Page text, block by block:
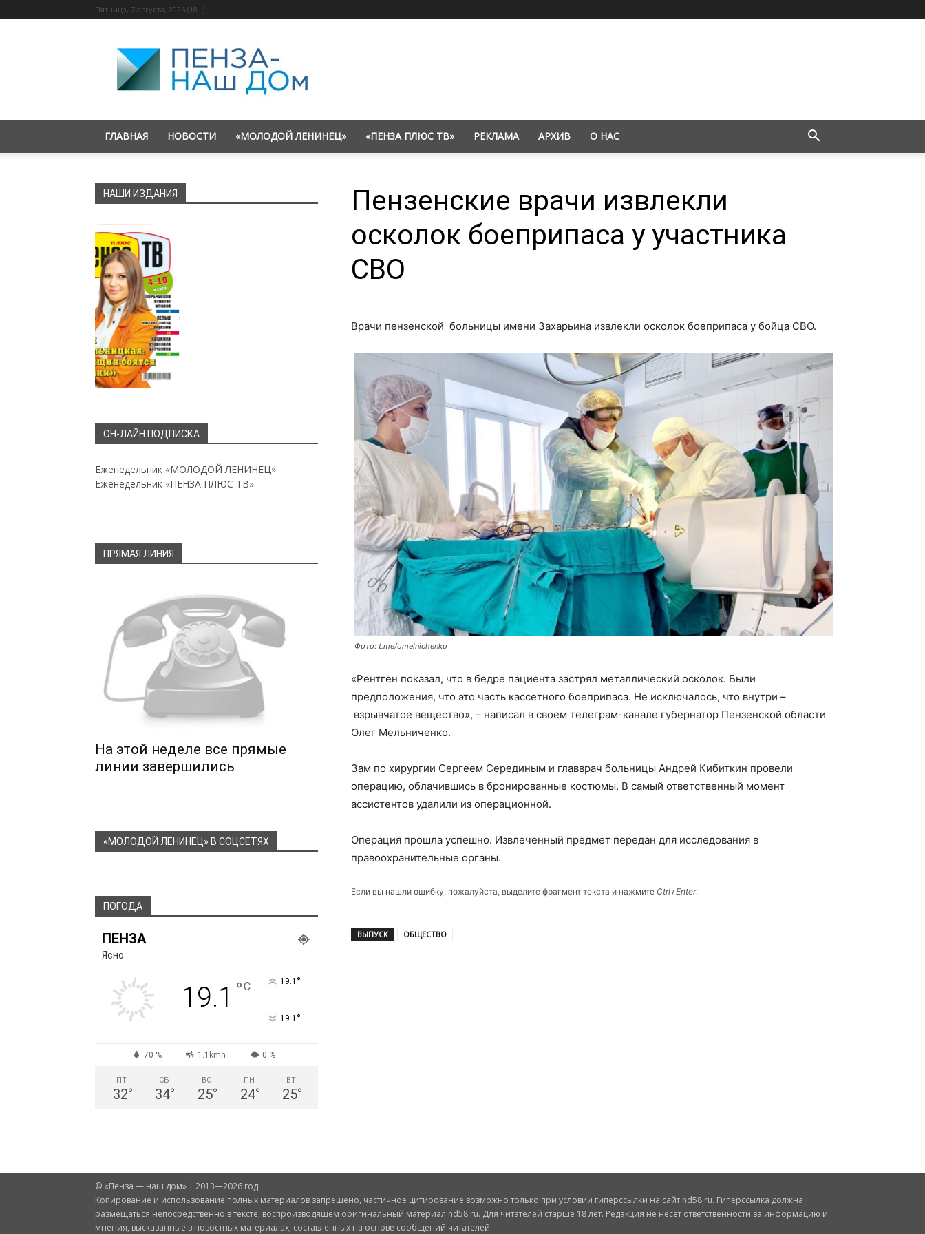
Пятница, 7 августа, 2026 (18+)
«Пенза
—
наш
дом»
ГЛАВНАЯ НОВОСТИ «МОЛОДОЙ ЛЕНИНЕЦ» «ПЕНЗА ПЛЮС ТВ» РЕКЛАМА АРХИВ О НАС
Пензенские врачи извлекли
осколок боеприпаса у участника
СВО
Врачи пензенской больницы имени Захарьина извлекли осколок боеприпаса у бойца СВО.
Фото: t.me/omelnichenko
«Рентген показал, что в бедре пациента застрял металлический осколок. Были
предположения, что это часть кассетного боеприпаса. Не исключалось, что внутри –
взрывчатое вещество», – написал в своем телеграм-канале губернатор Пензенской области
Олег Мельниченко.
Зам по хирургии Сергеем Серединым и главврач больницы Андрей Кибиткин провели
операцию, облачившись в бронированные костюмы. В самый ответственный момент
ассистентов удалили из операционной.
Операция прошла успешно. Извлеченный предмет передан для исследования в
правоохранительные органы.
Если вы нашли ошибку, пожалуйста, выделите фрагмент текста и нажмите Ctrl+Enter.
ВЫПУСК ОБЩЕСТВО
НАШИ ИЗДАНИЯ
ОН-ЛАЙН ПОДПИСКА
Еженедельник «МОЛОДОЙ ЛЕНИНЕЦ»
Еженедельник «ПЕНЗА ПЛЮС ТВ»
ПРЯМАЯ ЛИНИЯ
На этой неделе все прямые
линии завершились
«МОЛОДОЙ ЛЕНИНЕЦ» В СОЦСЕТЯХ
ПОГОДА
ПЕНЗА
Ясно
19.1 °C 19.1 °
19.1 °
70 % 1.1kmh 0 %
ПТ
32°
СБ
34°
ВС
25°
ПН
24°
ВТ
25°
© «Пенза — наш дом» | 2013—2026 год.
Копирование и использование полных материалов запрещено, частичное цитирование возможно только при условии гиперссылки на сайт nd58.ru. Гиперссылка должна
размещаться непосредственно в тексте, воспроизводящем оригинальный материал nd58.ru. Для читателей старше 18 лет. Редакция не несет ответственности за информацию и
мнения, высказанные в новостных материалах, составленных на основе сообщений читателей.